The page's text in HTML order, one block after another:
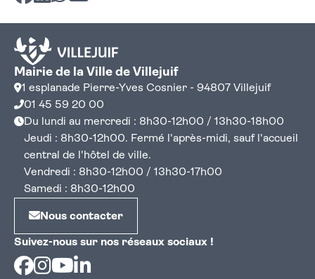
Mairie de la Ville de Villejuif
1 esplanade Pierre-Yves Cosnier - 94807 Villejuif
01 45 59 20 00
Du lundi au mercredi : 8h30-12h00 / 13h30-18h00
Jeudi : 8h30-12h00. Fermé l'après-midi, sauf l'accueil
central de l'hôtel de ville.
Vendredi : 8h30-12h00 / 13h30-17h00
Samedi : 8h30-12h00
Nous contacter
Suivez-nous sur nos réseaux sociaux !
Facebook
Instagram
Youtube